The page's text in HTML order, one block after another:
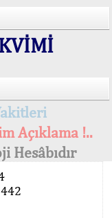
Açıklama !..
Hesâbıdır